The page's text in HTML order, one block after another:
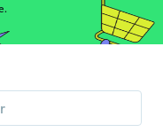
très satisfaite,!